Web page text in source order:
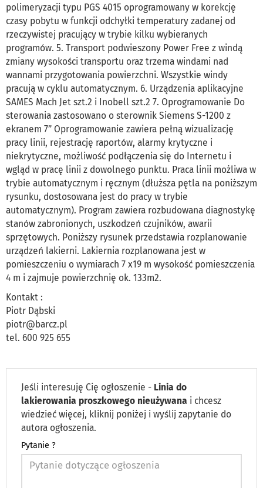
polimeryzacji typu PGS 4015 oprogramowany w korekcję
czasy pobytu w funkcji odchyłki temperatury zadanej od
rzeczywistej pracujący w trybie kilku wybieranych
programów. 5. Transport podwieszony Power Free z windą
zmiany wysokości transportu oraz trzema windami nad
wannami przygotowania powierzchni. Wszystkie windy
pracują w cyklu automatycznym. 6. Urządzenia aplikacyjne
SAMES Mach Jet szt.2 i Inobell szt.2 7. Oprogramowanie Do
sterowania zastosowano o sterownik Siemens S-1200 z
ekranem 7” Oprogramowanie zawiera pełną wizualizację
pracy linii, rejestrację raportów, alarmy krytyczne i
niekrytyczne, możliwość podłączenia się do Internetu i
wgląd w pracę linii z dowolnego punktu. Praca linii możliwa w
trybie automatycznym i ręcznym (dłuższa pętla na poniższym
rysunku, dostosowana jest do pracy w trybie
automatycznym). Program zawiera rozbudowana diagnostykę
stanów zabronionych, uszkodzeń czujników, awarii
sprzętowych. Poniższy rysunek przedstawia rozplanowanie
urządzeń lakierni. Lakiernia rozplanowana jest w
pomieszczeniu o wymiarach 7 x19 m wysokość pomieszczenia
4 m i zajmuje powierzchnię ok. 133m2.
Kontakt :
Piotr Dąbski
piotr@barcz.pl
tel. 600 925 655
Jeśli interesuję Cię ogłoszenie - Linia do
lakierowania proszkowego nieużywana i chcesz
wiedzieć więcej, kliknij poniżej i wyślij zapytanie do
autora ogłoszenia.
Pytanie ?